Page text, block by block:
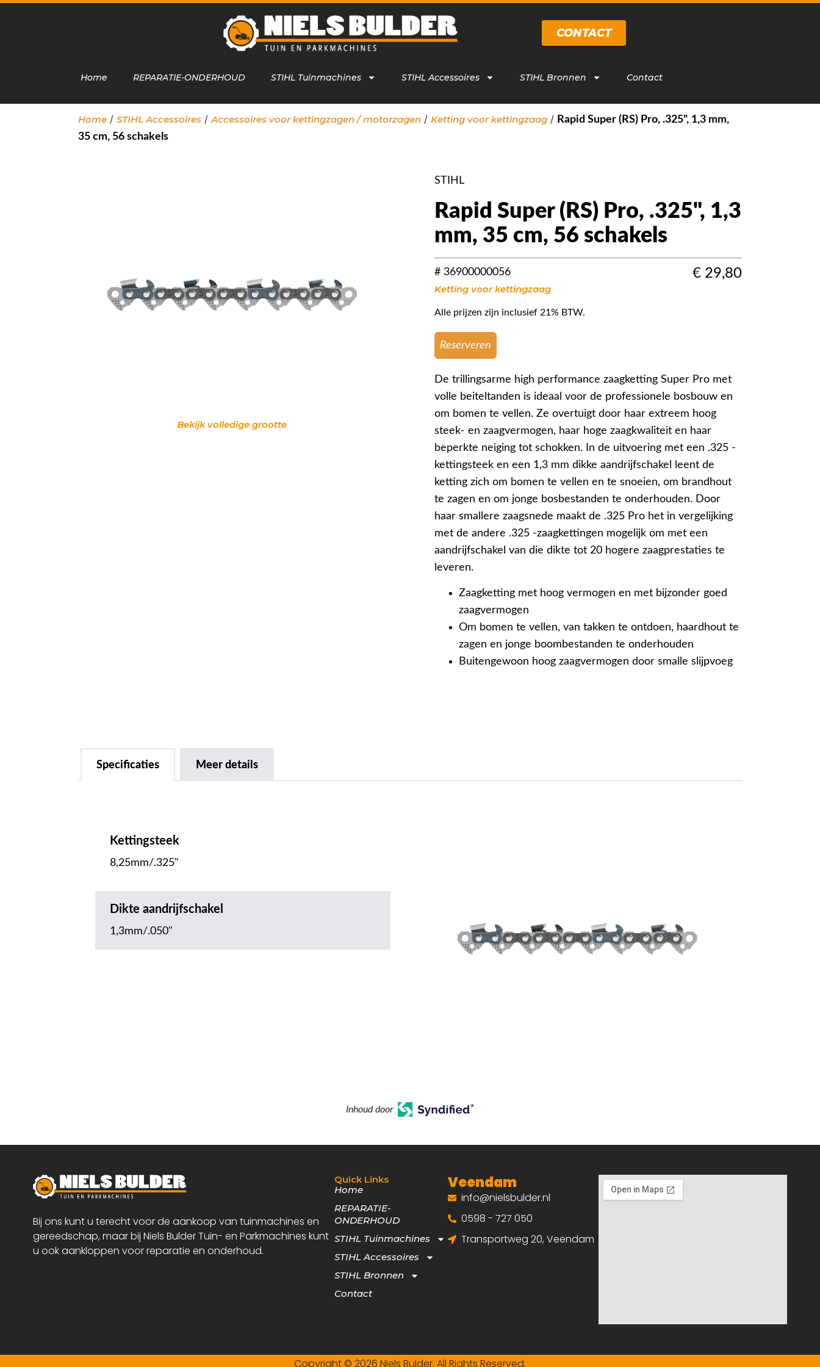
CONTACT
Home REPARATIE-ONDERHOUD STIHL Tuinmachines STIHL Accessoires STIHL Bronnen Contact
Home / STIHL Accessoires / Accessoires voor kettingzagen / motorzagen / Ketting voor kettingzaag / Rapid Super (RS) Pro, .325", 1,3 mm,
35 cm, 56 schakels
Bekijk volledige grootte
STIHL
Rapid Super (RS) Pro, .325", 1,3
mm, 35 cm, 56 schakels
# 36900000056
Ketting voor kettingzaag
€ 29,80
Alle prijzen zijn inclusief 21% BTW.
Reserveren
De trillingsarme high performance zaagketting Super Pro met
volle beiteltanden is ideaal voor de professionele bosbouw en
om bomen te vellen. Ze overtuigt door haar extreem hoog
steek- en zaagvermogen, haar hoge zaagkwaliteit en haar
beperkte neiging tot schokken. In de uitvoering met een .325 -
kettingsteek en een 1,3 mm dikke aandrijfschakel leent de
ketting zich om bomen te vellen en te snoeien, om brandhout
te zagen en om jonge bosbestanden te onderhouden. Door
haar smallere zaagsnede maakt de .325 Pro het in vergelijking
met de andere .325 -zaagkettingen mogelijk om met een
aandrijfschakel van die dikte tot 20 hogere zaagprestaties te
leveren.
Zaagketting met hoog vermogen en met bijzonder goed
zaagvermogen
Om bomen te vellen, van takken te ontdoen, haardhout te
zagen en jonge boombestanden te onderhouden
Buitengewoon hoog zaagvermogen door smalle slijpvoeg
Specificaties Meer details
Kettingsteek
8,25mm/.325"
Dikte aandrijfschakel
1,3mm/.050"
Inhoud door
Bij ons kunt u terecht voor de aankoop van tuinmachines en
gereedschap, maar bij Niels Bulder Tuin- en Parkmachines kunt
u ook aankloppen voor reparatie en onderhoud.
Quick Links
Home
REPARATIE-
ONDERHOUD
STIHL Tuinmachines
STIHL Accessoires
STIHL Bronnen
Contact
Veendam
info@nielsbulder.nl
0598 - 727 050
Transportweg 20, Veendam
Copyright © 2026 Niels Bulder. All Rights Reserved.